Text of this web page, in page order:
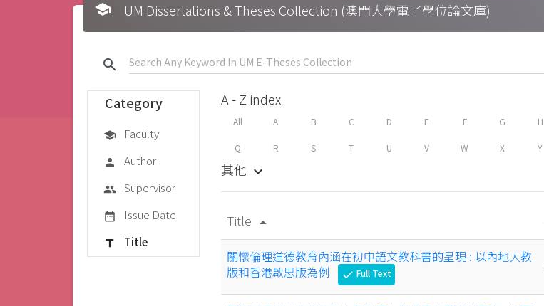
school UM Dissertations & Theses Collection (澳門大學電子學位論文庫)
search
Category
school Faculty
person Author
group Supervisor
date_range Issue Date
title Title
A - Z index
All A B C D E F G H
Q R S T U V W X Y
其他 keyboard_arrow_down
Title arrow_drop_up
關懷倫理道德教育內涵在初中語文教科書的呈現 : 以內地人教
版和香港啟思版為例
check Full Text